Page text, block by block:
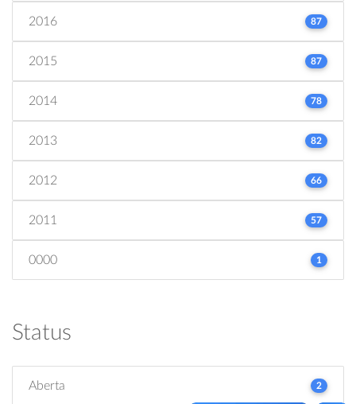
2016 87
2015 87
2014 78
2013 82
2012 66
2011 57
0000 1
Status
Aberta 2